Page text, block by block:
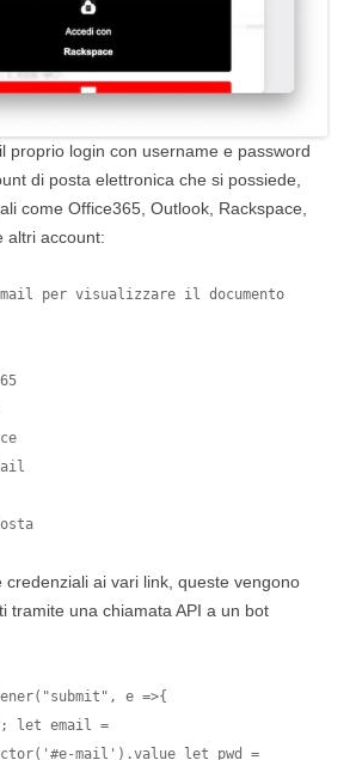
proprio login con username e password
di posta elettronica che si possiede,
come Office365, Outlook, Rackspace,
altri account:
per visualizzare il documento
credenziali ai vari link, queste vengono
tramite una chiamata API a un bot
e =>{
let email =
mail').value let pwd =